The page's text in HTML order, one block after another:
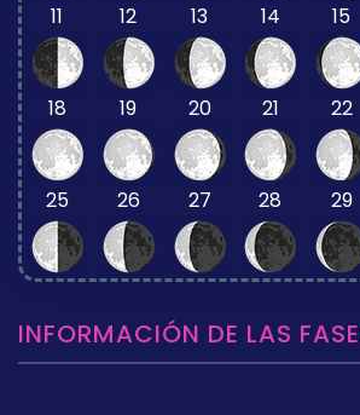
11
12 13 14 15
18
19 20 21 22
25
26 27 28 29
INFORMACIÓN DE LAS